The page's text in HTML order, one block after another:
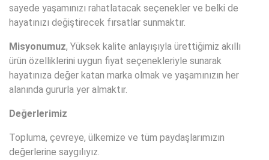
sayede yaşamınızı rahatlatacak seçenekler ve belki de
hayatınızı değiştirecek fırsatlar sunmaktır.
Misyonumuz, Yüksek kalite anlayışıyla ürettiğimiz akıllı
ürün özelliklerini uygun fiyat seçenekleriyle sunarak
hayatınıza değer katan marka olmak ve yaşamınızın her
alanında gururla yer almaktır.
Değerlerimiz
Topluma, çevreye, ülkemize ve tüm paydaşlarımızın
değerlerine saygılıyız.